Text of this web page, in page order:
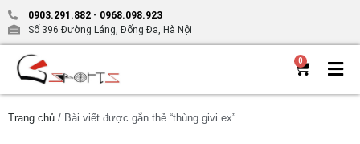
0903.291.882 - 0968.098.923
Số 396 Đường Láng, Đống Đa, Hà Nội
0
Trang chủ / Bài viết được gắn thẻ “thùng givi ex”